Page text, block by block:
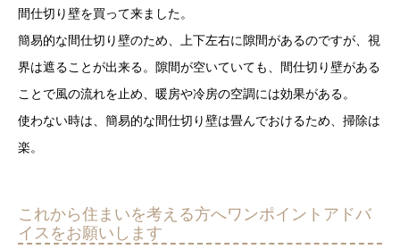
間仕切り壁を買って来ました。
簡易的な間仕切り壁のため、上下左右に隙間があるのですが、視
界は遮ることが出来る。隙間が空いていても、間仕切り壁がある
ことで風の流れを止め、暖房や冷房の空調には効果がある。
使わない時は、簡易的な間仕切り壁は畳んでおけるため、掃除は
楽。
これから住まいを考える方へワンポイントアドバ
イスをお願いします